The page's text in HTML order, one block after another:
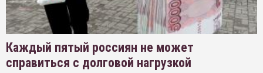
Каждый пятый россиян не может
справиться с долговой нагрузкой